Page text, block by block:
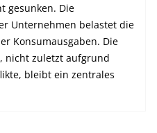
gesunken. Die
Unternehmen belastet die
Konsumausgaben. Die
nicht zuletzt aufgrund
bleibt ein zentrales